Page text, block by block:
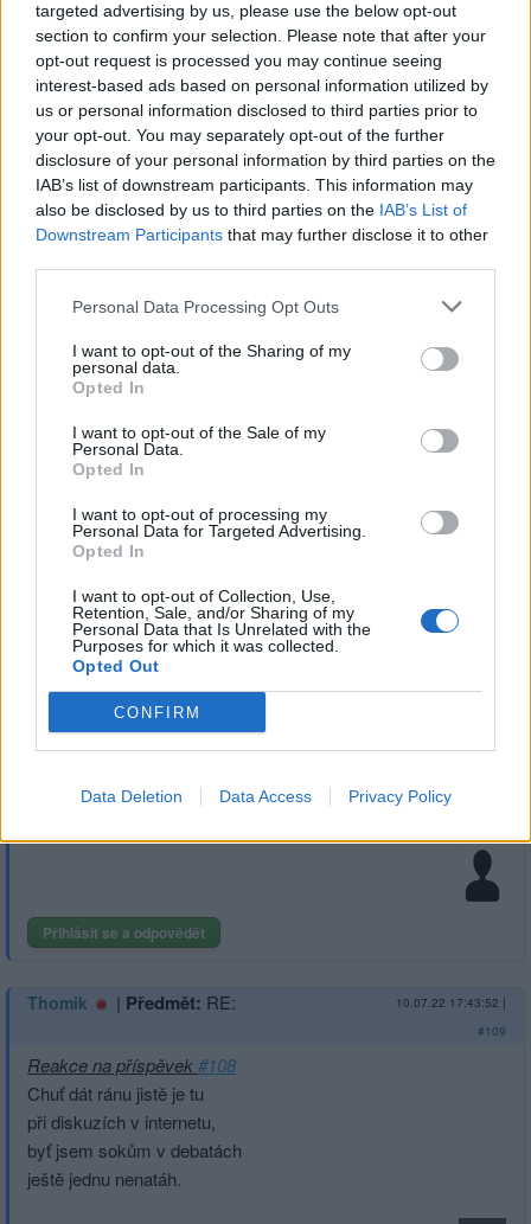
targeted advertising by us, please use the below opt-out
section to confirm your selection. Please note that after your
opt-out request is processed you may continue seeing
interest-based ads based on personal information utilized by
us or personal information disclosed to third parties prior to
your opt-out. You may separately opt-out of the further
disclosure of your personal information by third parties on the
IAB’s list of downstream participants. This information may
also be disclosed by us to third parties on the IAB’s List of
Downstream Participants that may further disclose it to other
Personal Data Processing Opt Outs
I want to opt-out of the Sharing of my
personal data.
Opted In
I want to opt-out of the Sale of my
Personal Data.
Opted In
I want to opt-out of processing my
Personal Data for Targeted Advertising.
Opted In
I want to opt-out of Collection, Use,
Retention, Sale, and/or Sharing of my
Personal Data that Is Unrelated with the
Purposes for which it was collected.
Opted Out
CONFIRM
Data Deletion Data Access Privacy Policy
jde, než budu k jídlu vhodný.
Přihlásit se a odpovědět
Thomik |Předmět: . 10.07.22 21:31:53
#111
Nevedu si zrovna skvěle
sám se sebou v jednom těle.
tím dál jsou si hlava s duší.
Přihlásit se a odpovědět
Smazaný|Předmět:
Co nebylo , stát se může,
s oponentem rudé kůže .
V přípravě pak na debatu ,
opakuji si i pár chvatů .
Však použitím násilí debatu bychom zprasili . :-)))
Přihlásit se a odpovědět
Thomik | Předmět: RE: 10.07.22 17:43:52 |
#109
Reakce na příspěvek#108
Chuť dát ránu jistě je tu
při diskuzích v internetu,
byť jsem sokům v debatách
ještě jednu nenatáh.